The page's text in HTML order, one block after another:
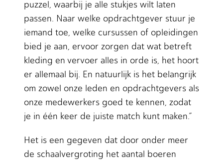
puzzel, waarbij je alle stukjes wilt laten
passen. Naar welke opdrachtgever stuur je
iemand toe, welke cursussen of opleidingen
bied je aan, ervoor zorgen dat wat betreft
kleding en vervoer alles in orde is, het hoort
er allemaal bij. En natuurlijk is het belangrijk
om zowel onze leden en opdrachtgevers als
onze medewerkers goed te kennen, zodat
je in één keer de juiste match kunt maken.”
Het is een gegeven dat door onder meer
de schaalvergroting het aantal boeren